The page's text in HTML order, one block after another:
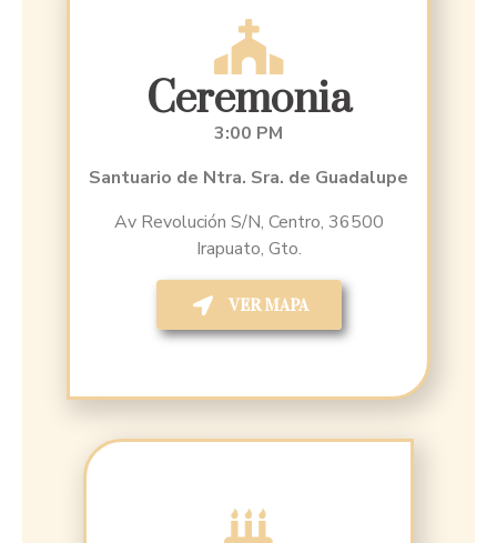
Ceremonia
3:00 PM
Santuario de Ntra. Sra. de Guadalupe
Av Revolución S/N, Centro, 36500
Irapuato, Gto.
VER MAPA